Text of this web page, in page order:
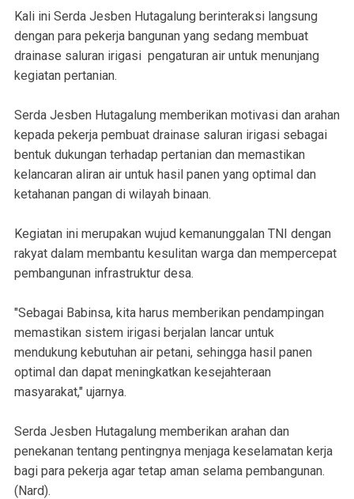
Kali ini Serda Jesben Hutagalung berinteraksi langsung
dengan para pekerja bangunan yang sedang membuat
drainase saluran irigasi pengaturan air untuk menunjang
kegiatan pertanian.
Serda Jesben Hutagalung memberikan motivasi dan arahan
kepada pekerja pembuat drainase saluran irigasi sebagai
bentuk dukungan terhadap pertanian dan memastikan
kelancaran aliran air untuk hasil panen yang optimal dan
ketahanan pangan di wilayah binaan.
Kegiatan ini merupakan wujud kemanunggalan TNI dengan
rakyat dalam membantu kesulitan warga dan mempercepat
pembangunan infrastruktur desa.
"Sebagai Babinsa, kita harus memberikan pendampingan
memastikan sistem irigasi berjalan lancar untuk
mendukung kebutuhan air petani, sehingga hasil panen
optimal dan dapat meningkatkan kesejahteraan
masyarakat," ujarnya.
Serda Jesben Hutagalung memberikan arahan dan
penekanan tentang pentingnya menjaga keselamatan kerja
bagi para pekerja agar tetap aman selama pembangunan.
(Nard).